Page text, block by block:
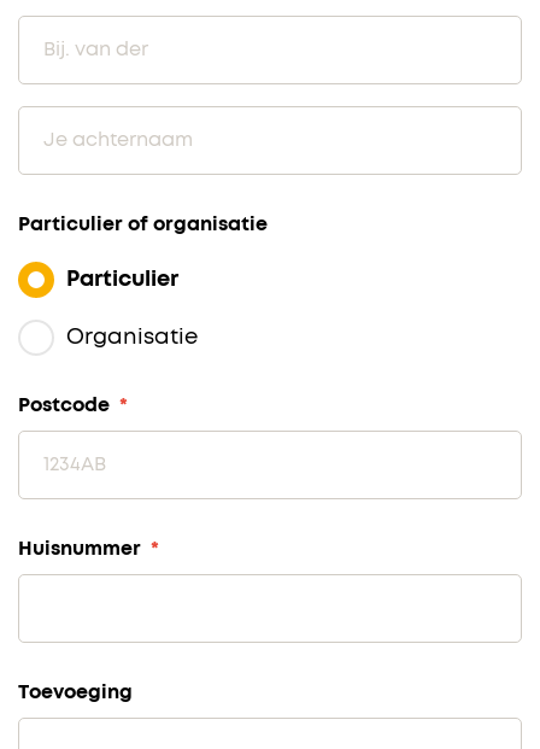
Particulier of organisatie
Particulier
Organisatie
Postcode *
Huisnummer *
Toevoeging